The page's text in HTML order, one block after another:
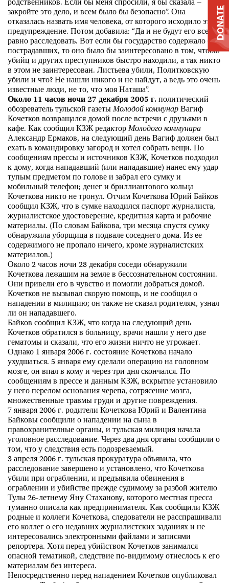
родственников. Если бы меня спросили, я бы сказала –
закройте это дело, и всем было бы безопасно”. Она
отказалась назвать имя человека, от которого исходило это
предупреждение. Потом добавила: “Да и не будут его все
равно расследовать. Вот если бы государство содержало бы
пострадавших, то оно было бы заинтересовано в том, чтобы
убийц и других преступников быстро находили, а так никто
в этом не заинтересован. Листьева убили, Политковскую
убили и что? Не нашли никого и не найдут, а ведь это очень
известные люди, не то, что моя Наташа”.
Около 11 часов ночи 27 декабря 2005 г.политический
обозреватель тульской газетыМолодой коммунарВагиф
Кочетков возвращался домой после встречи с друзьями в
кафе. Как сообщил КЗЖ редакторМолодого коммунара
Александр Ермаков, на следующий день Вагиф должен был
ехать в командировку загород и хотел собрать вещи. По
сообщениям прессы и источников КЗЖ, Кочетков подходил
к дому, когда нападавший (или нападавшие) нанес ему удар
тупым предметом по голове и забрал его сумку и
мобильный телефон; денег и бриллиантового кольца
Кочеткова никто не тронул. Отчим Кочеткова Юрий Байков
сообщил КЗЖ, что в сумке находился паспорт журналиста,
журналистское удостоверение, кредитная карта и рабочие
материалы. (По словам Байкова, три месяца спустя сумку
обнаружила уборщица в подвале соседнего дома. Из ее
содержимого не пропало ничего, кроме журналистских
материалов.)
Около 2 часов ночи 28 декабря соседи обнаружили
Кочеткова лежашим на земле в бессознательном состоянии.
Они привели его в чувство и помогли добраться домой.
Кочетков не вызывал скорую помощь, и не сообщил о
нападении в милицию; он также не сказал родителям, узнал
ли он нападавшего.
Байков сообщил КЗЖ, что когда на следующий день
Кочетков обратился в больницу, врачи нашли у него две
гематомы и сказали, что его жизни ничто не угрожает.
Однако 1 января 2006 г. состояние Кочеткова начало
ухудшаться. 5 января ему сделали операцию на головном
мозге, он впал в кому и через три дня скончался. По
сообщениям в прессе и данным КЗЖ, вскрытие установило
у него перелом основания черепа, сотрясение мозга,
множественные травмы груди и другие повреждения.
7 января 2006 г. родители Кочеткова Юрий и Валентина
Байковы сообщили о нападении на сына в
правохранителные органы, и тульская милиция начала
уголовное расследование. Через два дня органы сообщили о
том, что у следствия есть подозреваемый.
3 апреля 2006 г. тульская прокуратура объявила, что
расследование завершено и установлено, что Кочеткова
убили при ограблении, и предъявила обвинения в
ограблении и убийстве прежде судимому за разбой жителю
Тулы 26-летнему Яну Стаханову, которого местная пресса
туманно описала как предпринимателя. Как сообщили КЗЖ
родные и коллеги Кочеткова, следователи не расспрашивали
его коллег о его недавних журналистских заданиях и не
интересовались электронными файлами и записями
репортера. Хотя перед убийством Кочетков занимался
опасной тематикой, следствие по-видимому отнеслось к его
материалам без интереса.
Непосредственно перед нападением Кочетков опубликовал
DONATE